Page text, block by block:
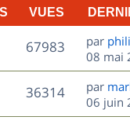
VUES
67983V
u
D
e
r
n
i
e
par
08 mai
36314V
u
D
e
r
par
06 juin